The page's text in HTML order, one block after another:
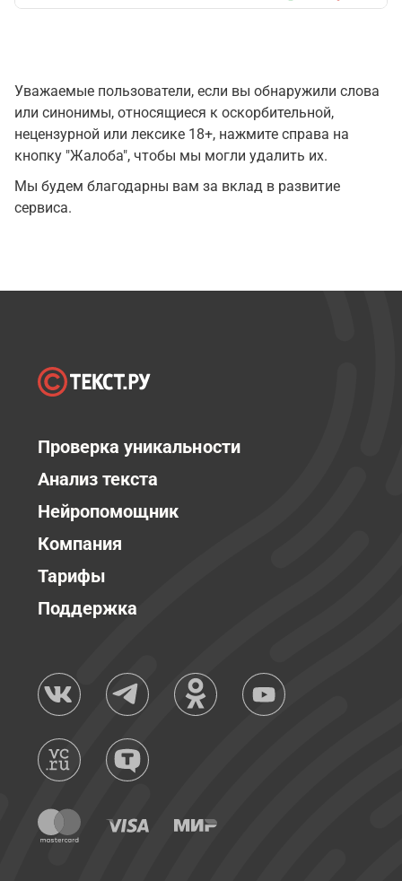
Уважаемые пользователи, если вы обнаружили слова
или синонимы, относящиеся к оскорбительной,
нецензурной или лексике 18+, нажмите справа на
кнопку "Жалоба", чтобы мы могли удалить их.
Мы будем благодарны вам за вклад в развитие
сервиса.
Проверка уникальности
Анализ текста
Нейропомощник
Компания
Тарифы
Поддержка